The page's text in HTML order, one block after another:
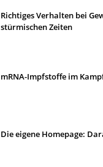
Richtiges Verhalten bei
stürmischen Zeiten
mRNA-Impfstoffe im
Die eigene Homepage: